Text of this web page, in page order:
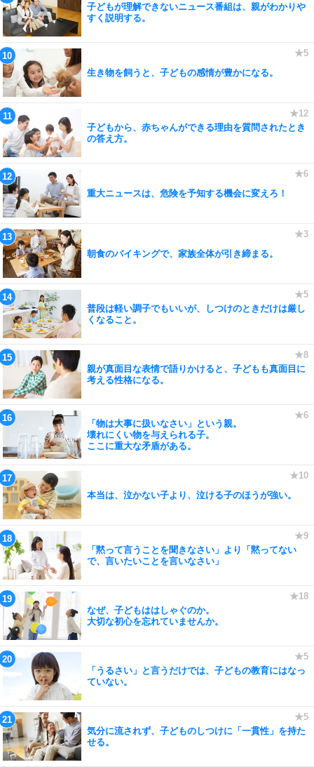
子どもが理解できないニュース番組は、親がわかりや
すく説明する。
生き物を飼うと、子どもの感情が豊かになる。
子どもから、赤ちゃんができる理由を質問されたとき
の答え方。
重大ニュースは、危険を予知する機会に変えろ！
朝食のバイキングで、家族全体が引き締まる。
普段は軽い調子でもいいが、しつけのときだけは厳し
くなること。
親が真面目な表情で語りかけると、子どもも真面目に
考える性格になる。
「物は大事に扱いなさい」という親。
壊れにくい物を与えられる子。
ここに重大な矛盾がある。
本当は、泣かない子より、泣ける子のほうが強い。
「黙って言うことを聞きなさい」より「黙ってない
で、言いたいことを言いなさい」
なぜ、子どもははしゃぐのか。
大切な初心を忘れていませんか。
「うるさい」と言うだけでは、子どもの教育にはなっ
ていない。
気分に流されず、子どものしつけに「一貫性」を持た
せる。